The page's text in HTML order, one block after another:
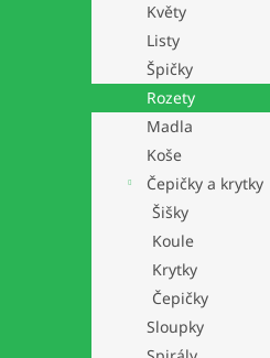
Květy
Listy
Špičky
Rozety
Madla
Koše
Čepičky a krytky
Šišky
Koule
Krytky
Čepičky
Sloupky